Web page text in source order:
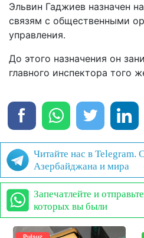
Эльвин Гаджиев назначен
связям с общественными
управления.
До этого назначения он
главного инспектора того
Читайте нас в Telegram.
Азербайджана и мира
Запечатлейте и
которых вы были